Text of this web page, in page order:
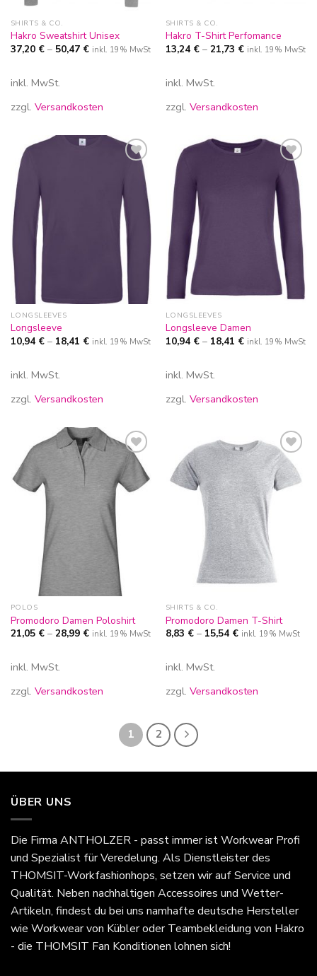
SHIRTS & CO.
Hakro Sweatshirt Unisex
37,20 €– 50,47 € inkl. 19% MwSt
inkl. MwSt.
zzgl. Versandkosten
SHIRTS & CO.
Hakro T-Shirt Perfomance
13,24 €– 21,73 € inkl. 19% MwSt
inkl. MwSt.
zzgl. Versandkosten
Wunschliste
LONGSLEEVES
Longsleeve
10,94 €– 18,41 € inkl. 19% MwSt
inkl. MwSt.
zzgl. Versandkosten
Wunschliste
hinzufügen
LONGSLEEVES
Longsleeve Damen
10,94 €– 18,41 € inkl. 19% MwSt
inkl. MwSt.
zzgl. Versandkosten
Zur
Wunschliste
hinzufügen
POLOS
Promodoro Damen Poloshirt
21,05 €– 28,99 € inkl. 19% MwSt
inkl. MwSt.
zzgl. Versandkosten
Zur
Wunschliste
hinzufügen
SHIRTS & CO.
Promodoro Damen T-Shirt
8,83 €– 15,54 € inkl. 19% MwSt
inkl. MwSt.
zzgl. Versandkosten
1 2
ÜBER UNS
Die Firma ANTHOLZER - passt immerist Workwear Profi
und Spezialist für Veredelung. Als Dienstleister des
THOMSIT-Workfashionhops, setzen wir auf Service und
Qualität. Neben nachhaltigen Accessoires und Wetter-
Artikeln, findest du bei uns namhafte deutsche Hersteller
wie Workwear von Kübler oder Teambekleidung von Hakro
- die THOMSIT Fan Konditionen lohnen sich!